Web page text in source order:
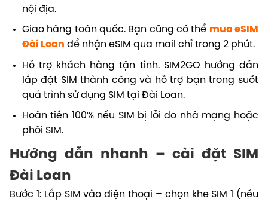
nội địa.
Giao hàng toàn quốc. Bạn cũng có thể mua eSIM
Đài Loan để nhận eSIM qua mail chỉ trong 2 phút.
Hỗ trợ khách hàng tận tình. SIM2GO hướng dẫn
lắp đặt SIM thành công và hỗ trợ bạn trong suốt
quá trình sử dụng SIM tại Đài Loan.
Hoàn tiền 100% nếu SIM bị lỗi do nhà mạng hoặc
phôi SIM.
Hướng dẫn nhanh – cài đặt SIM
Đài Loan
Bước 1: Lắp SIM vào điện thoại – chọn khe SIM 1 (nếu